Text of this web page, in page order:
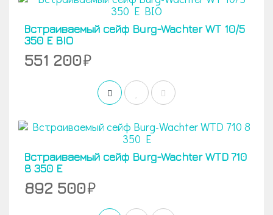
Встраиваемый сейф Burg-Wachter WT 10/5
350 E BIO
551 200
Встраиваемый сейф Burg-Wachter WTD 710
8 350 E
892 500